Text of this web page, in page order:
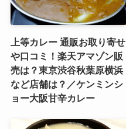
上等カレー 通販お取り寄せ
や口コミ！楽天アマゾン販
売は？東京渋谷秋葉原横浜
など店舗は？／ケンミンシ
ョー大阪甘辛カレー